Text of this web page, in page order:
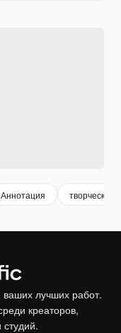
Аннотация творческий
лучших работ.
креаторов,
студий.